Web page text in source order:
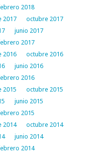
2018
2017
octubre 2017
junio 2017
2017
2016
octubre 2016
junio 2016
2016
2015
octubre 2015
junio 2015
2015
2014
octubre 2014
junio 2014
2014